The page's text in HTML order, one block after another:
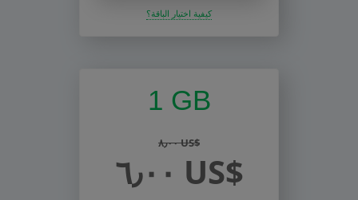
كيفية اختيار الباقة؟
1 GB
٨٫٠٠ US$
٦٫٠٠ US$